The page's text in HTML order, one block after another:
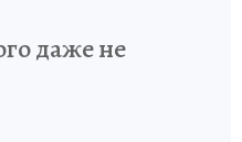
даже не